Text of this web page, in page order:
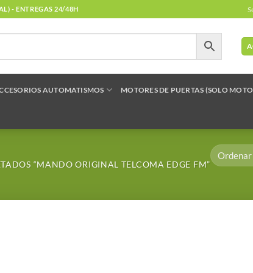
- ENTREGAS 24/48H
AUTOMATISMOS MOTORES DE PUERTAS (SOLO
“MANDO ORIGINAL TELCOMA EDGE FM”